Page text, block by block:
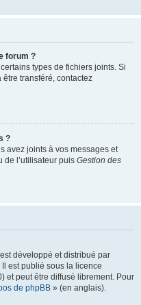
forum ?
types de fichiers joints. Si
être transféré, contactez
?
avez joints à vos messages et
de l’utilisateur puis Gestion des
développé et distribué par
Il est publié sous la licence
et peut être diffusé librement. Pour
de phpBB » (en anglais).